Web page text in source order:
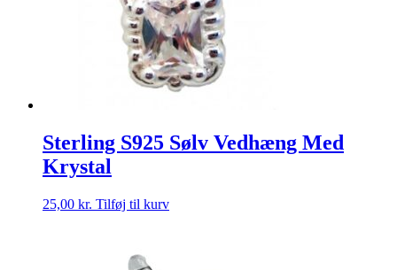
Sterling S925 Sølv Vedhæng Med
Krystal
25,00 kr. Tilføj til kurv